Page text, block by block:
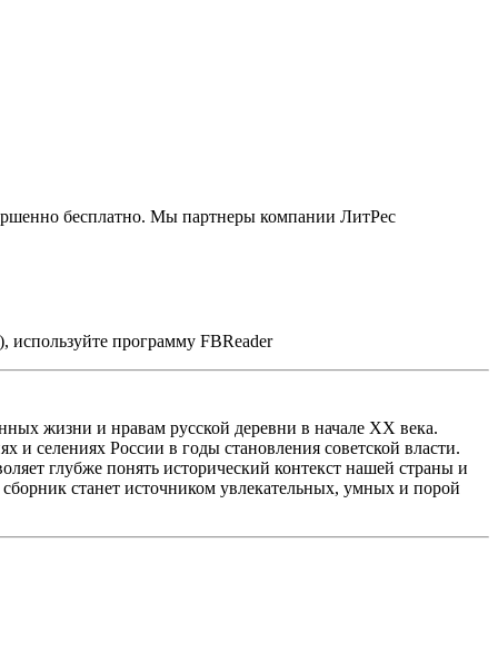
бесплатно. Мы партнеры компании ЛитРес
программу FBReader
жизни и нравам русской деревни в начале XX века.
и селениях России в годы становления советской власти.
глубже понять исторический контекст нашей страны и
станет источником увлекательных, умных и порой